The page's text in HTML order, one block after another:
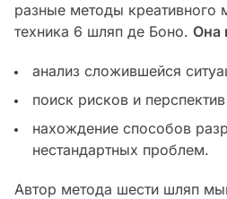
разные методы
техника 6 шляп де Боно. Она
анализ сложившейся
поиск рисков и
нахождение способов
нестандартных проблем.
Автор метода шести шляп